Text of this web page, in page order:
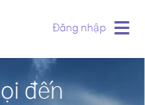
Đăng nhập
đến